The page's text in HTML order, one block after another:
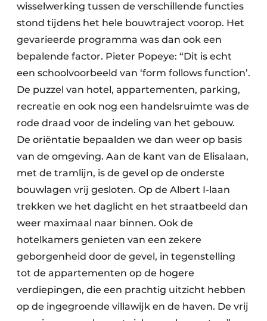
wisselwerking tussen de verschillende functies
stond tijdens het hele bouwtraject voorop. Het
gevarieerde programma was dan ook een
bepalende factor. Pieter Popeye: “Dit is echt
een schoolvoorbeeld van ‘form follows function’.
De puzzel van hotel, appartementen, parking,
recreatie en ook nog een handelsruimte was de
rode draad voor de indeling van het gebouw.
De oriëntatie bepaalden we dan weer op basis
van de omgeving. Aan de kant van de Elisalaan,
met de tramlijn, is de gevel op de onderste
bouwlagen vrij gesloten. Op de Albert I-laan
trekken we het daglicht en het straatbeeld dan
weer maximaal naar binnen. Ook de
hotelkamers genieten van een zekere
geborgenheid door de gevel, in tegenstelling
tot de appartementen op de hogere
verdiepingen, die een prachtig uitzicht hebben
op de ingegroende villawijk en de haven. De vrij